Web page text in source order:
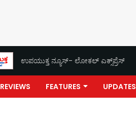
ಉಪಯುಕ್ತ ನ್ಯೂಸ್- ಲೋಕಲ್ ಎಕ್ಸ್‌ಪ್ರೆಸ್‌
REVIEWS FEATURES UPDATES